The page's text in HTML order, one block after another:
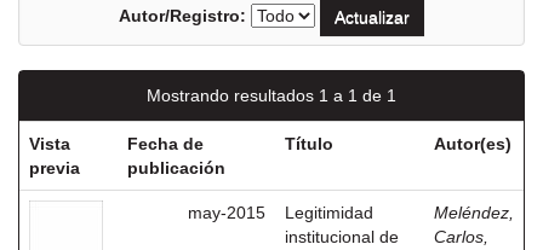
Autor/Registro:
Mostrando resultados 1 a 1 de 1
Vista
previa
Fecha de
publicación
Título Autor(es)
may-2015
Legitimidad
institucional de
Meléndez,
Carlos,